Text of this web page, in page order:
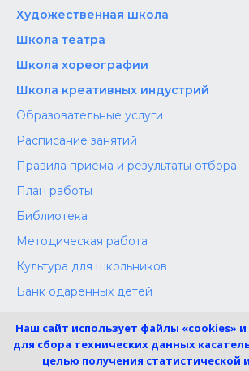
Художественная школа
Школа‌‌‌‌ театра
Школа хореографии
Школа креативных индустрий
Образовательные услуги
Расписание занятий
Правила приема и результаты отбора
План работы
Библиотека
Методическая работа
Культура для школьников
Банк одаренных детей
Независимая оценка
Меры поддержки участников СВО
Наш сайт использует файлы «cookies»
для сбора технических данных
целью получения статистической